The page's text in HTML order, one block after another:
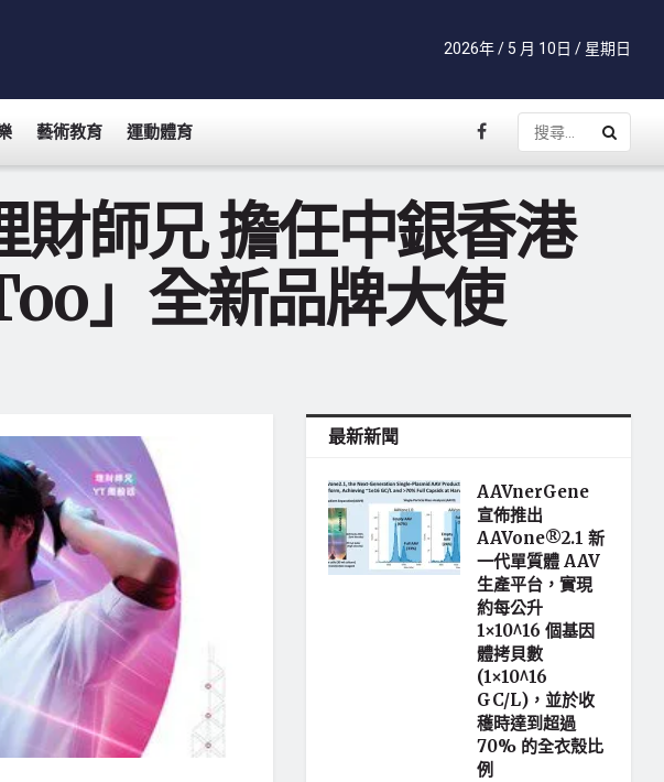
2026年 / 5 月 10日 / 星期日
藝術教育 運動體育
師兄 擔任中銀香港
」全新品牌大使
最新新聞
AAVnerGene
宣佈推出
AAVone®2.1 新
一代單質體 AAV
生產平台，實現
約每公升
1×10^16 個基因
體拷貝數
(1×10^16
GC/L)，並於收
穫時達到超過
70% 的全衣殼比
例